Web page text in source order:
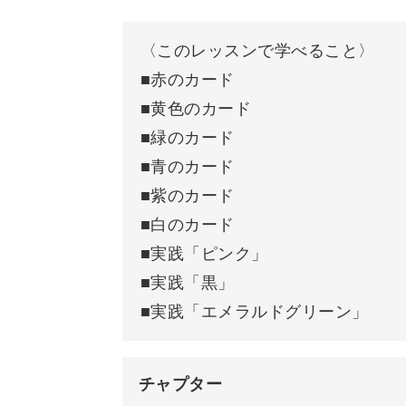
実践形式でのレッスン
また、これらのテクニックはすべて
す。
みなさんはお客様になったような気
カードの特長について
おわりに
〈このレッスンで学べること〉
■赤のカード
■黄色のカード
■緑のカード
■青のカード
■紫のカード
■白のカード
■実践「ピンク」
■実践「黒」
■実践「エメラルドグリーン」
チャプター